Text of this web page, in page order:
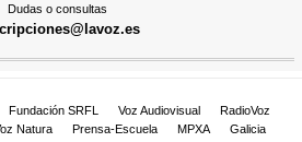
Dudas o consultas
Fundación SRFL Voz Audiovisual
RadioVoz
Natura Prensa-Escuela MPXA
Galicia